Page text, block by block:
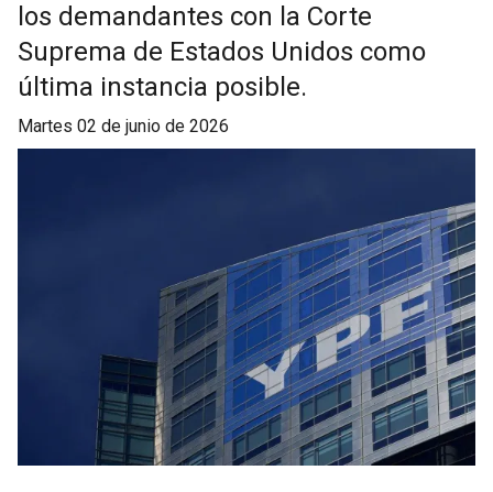
los demandantes con la Corte
Suprema de Estados Unidos como
última instancia posible.
martes 02 de junio de 2026